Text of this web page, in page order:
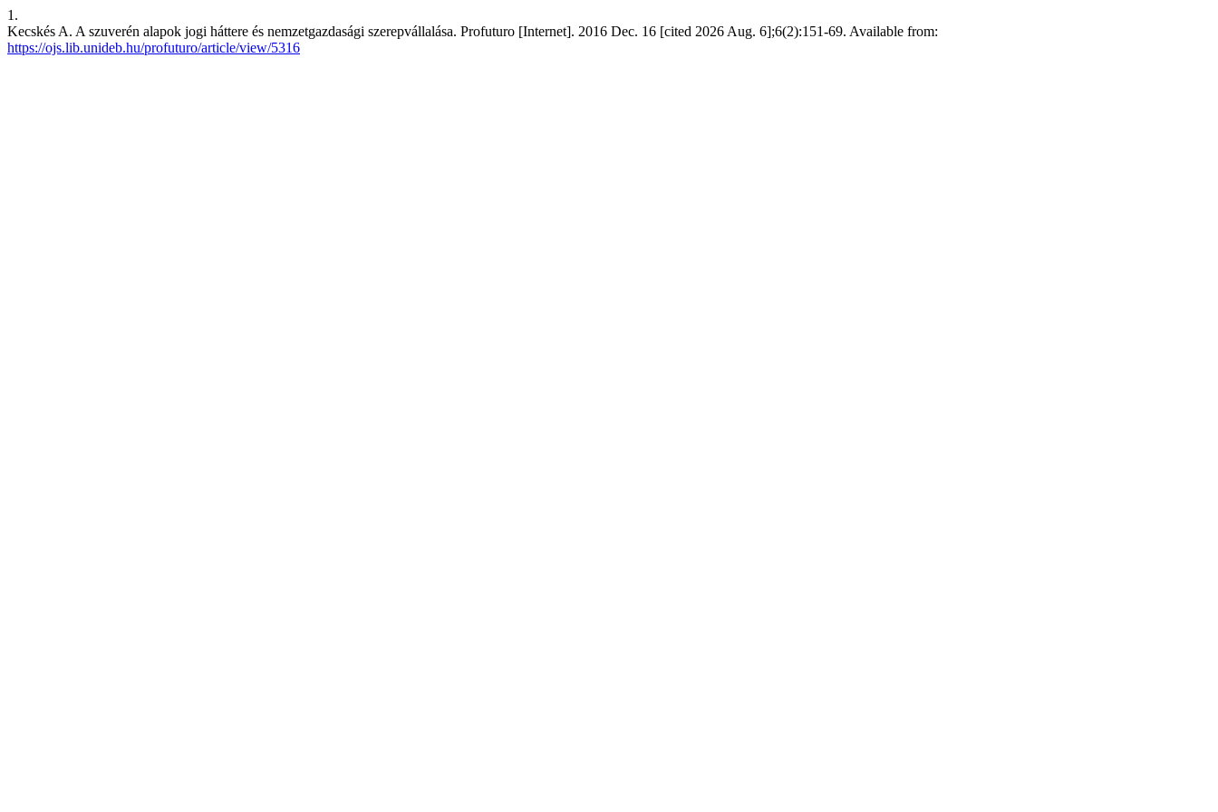
1.
Kecskés A. A szuverén alapok jogi háttere és nemzetgazdasági szerepvállalása. Profuturo [Internet]. 2016 Dec. 16 [cited 2026 Aug. 6];6(2):151-69. Available from:
https://ojs.lib.unideb.hu/profuturo/article/view/5316